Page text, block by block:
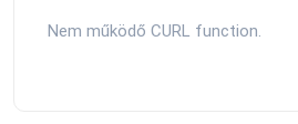
Nem működő CURL function.